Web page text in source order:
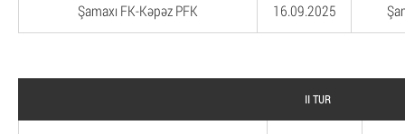
Şamaxı FK-Kəpəz PFK 16.09.2025
II TUR